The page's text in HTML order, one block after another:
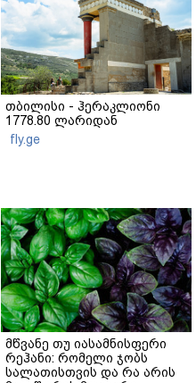
თბილისი - ჰერაკლიონი
1778.80 ლარიდან
fly.ge
მწვანე თუ იასამნისფერი
რეჰანი: რომელი ჯობს
სალათისთვის და რა არის